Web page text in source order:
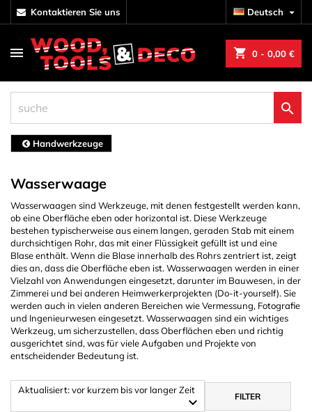
kontaktieren Sie uns Deutsch 
shopping_cart 0 - 0,00 €

Handwerkzeuge
Wasserwaage
Wasserwaagen sind Werkzeuge, mit denen festgestellt werden kann,
ob eine Oberfläche eben oder horizontal ist. Diese Werkzeuge
bestehen typischerweise aus einem langen, geraden Stab mit einem
durchsichtigen Rohr, das mit einer Flüssigkeit gefüllt ist und eine
Blase enthält. Wenn die Blase innerhalb des Rohrs zentriert ist, zeigt
dies an, dass die Oberfläche eben ist. Wasserwaagen werden in einer
Vielzahl von Anwendungen eingesetzt, darunter im Bauwesen, in der
Zimmerei und bei anderen Heimwerkerprojekten (Do-it-yourself). Sie
werden auch in vielen anderen Bereichen wie Vermessung, Fotografie
und Ingenieurwesen eingesetzt. Wasserwaagen sind ein wichtiges
Werkzeug, um sicherzustellen, dass Oberflächen eben und richtig
ausgerichtet sind, was für viele Aufgaben und Projekte von
entscheidender Bedeutung ist.
Aktualisiert: vor kurzem bis vor langer Zeit
 FILTER